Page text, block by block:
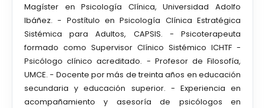
Magíster en Psicología Clínica, Universidad Adolfo
Ibáñez. - Postítulo en Psicología Clínica Estratégica
Sistémica para Adultos, CAPSIS. - Psicoterapeuta
formado como Supervisor Clínico Sistémico ICHTF -
Psicólogo clínico acreditado. - Profesor de Filosofía,
UMCE. - Docente por más de treinta años en educación
secundaria y educación superior. - Experiencia en
acompañamiento y asesoría de psicólogos en